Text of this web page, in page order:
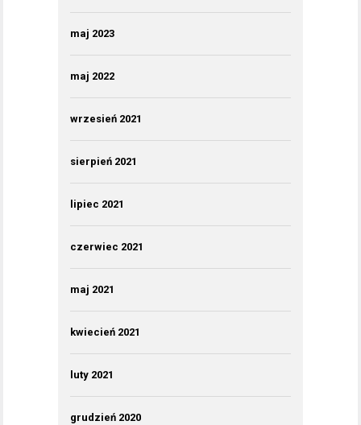
maj 2023
maj 2022
wrzesień 2021
sierpień 2021
lipiec 2021
czerwiec 2021
maj 2021
kwiecień 2021
luty 2021
grudzień 2020